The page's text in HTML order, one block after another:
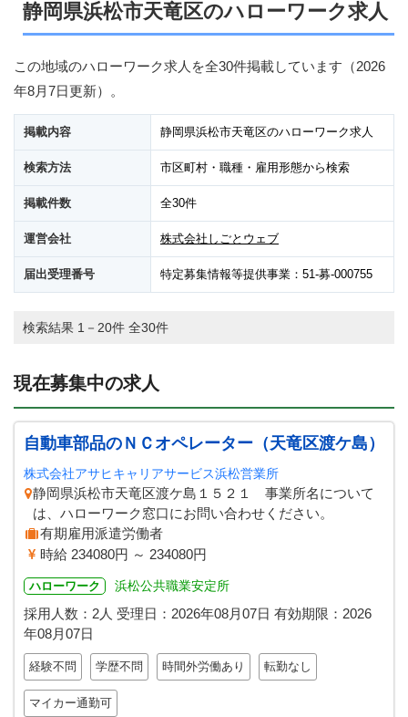
静岡県浜松市天竜区のハローワーク求人
この地域のハローワーク求人を全30件掲載しています（2026
年8月7日更新）。
掲載内容 静岡県浜松市天竜区のハローワーク求人
検索方法 市区町村・職種・雇用形態から検索
掲載件数 全30件
運営会社 株式会社しごとウェブ
届出受理番号 特定募集情報等提供事業：51-募-000755
検索結果 1－20件 全30件
現在募集中の求人
自動車部品のＮＣオペレーター（天竜区渡ケ島）
株式会社アサヒキャリアサービス浜松営業所
静岡県浜松市天竜区渡ケ島１５２１ 事業所名について
は、ハローワーク窓口にお問い合わせください。
有期雇用派遣労働者
時給 234080円 ～ 234080円
ハローワーク 浜松公共職業安定所
採用人数：2人 受理日： 2026年08月07日 有効期限： 2026
年08月07日
経験不問 学歴不問 時間外労働あり 転勤なし
マイカー通勤可